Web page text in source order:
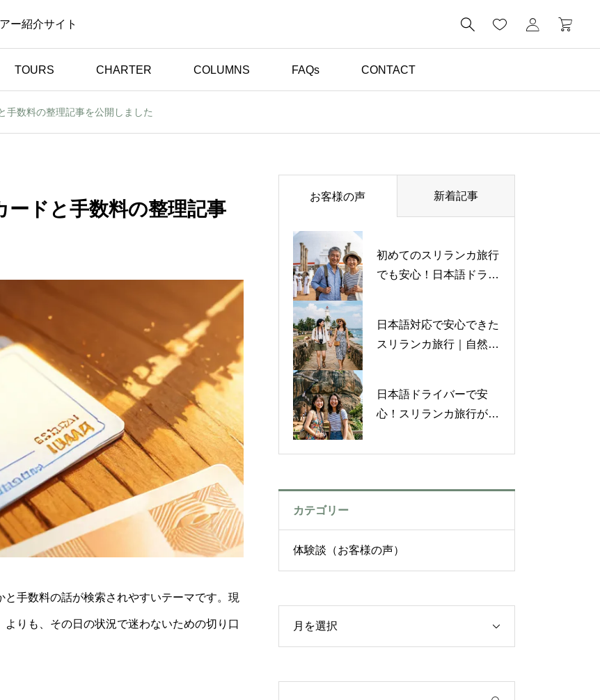
ー紹介サイト 
TOURS CHARTER COLUMNS FAQs CONTACT
体験談（お客様の声）
バーと楽しんだ心温まる
旅【お客様の声】
体験談（お客様の声）
た｜日本語対応ドライバ
手数料の整理記事を公開しました
ドと手数料の整理記事
手数料の話が検索されやすいテーマです。現
りも、その日の状況で迷わないための切り口
お客様の声 新着記事
初めてのスリランカ旅行
でも安心！日本語ドライ
日本語対応で安心できた
スリランカ旅行｜自然を
日本語ドライバーで安
心！スリランカ旅行がも
【お客様の声】
カテゴリー
体験談（お客様の声）